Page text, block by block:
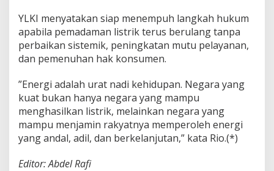
YLKI menyatakan siap menempuh langkah hukum
apabila pemadaman listrik terus berulang tanpa
perbaikan sistemik, peningkatan mutu pelayanan,
dan pemenuhan hak konsumen.
”Energi adalah urat nadi kehidupan. Negara yang
kuat bukan hanya negara yang mampu
menghasilkan listrik, melainkan negara yang
mampu menjamin rakyatnya memperoleh energi
yang andal, adil, dan berkelanjutan,” kata Rio.(*)
Editor: Abdel Rafi